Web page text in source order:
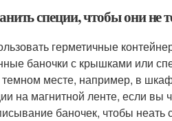
специи, чтобы они не
герметичные
баночки с крышками или
месте, например, в
на магнитной ленте, если вы
баночек, чтобы неать